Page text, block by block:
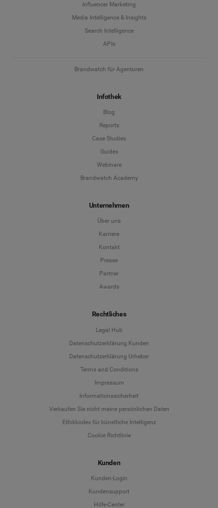
Influencer Marketing
Media Intelligence & Insights
Search Intelligence
APIs
Brandwatch für Agenturen
Infothek
Blog
Reports
Case Studies
Guides
Webinare
Brandwatch Academy
Unternehmen
Über uns
Karriere
Kontakt
Presse
Partner
Awards
Rechtliches
Legal Hub
Datenschutzerklärung Kunden
Datenschutzerklärung Urheber
Terms and Conditions
Impressum
Informationssicherheit
Verkaufen Sie nicht meine persönlichen Daten
Ethikkodex für künstliche Intelligenz
Cookie Richtlinie
Kunden
Kunden-Login
Kundensupport
Hilfe-Center
Deutsch
English